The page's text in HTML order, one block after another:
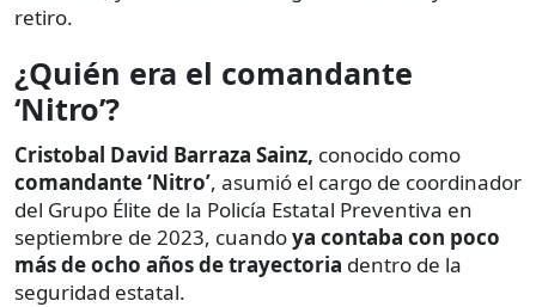
retiro.
¿Quién era el comandante
‘Nitro’?
Cristobal David Barraza Sainz, conocido como
comandante‘Nitro’, asumió el cargo de coordinador
del Grupo Élite de la Policía Estatal Preventiva en
septiembre de 2023, cuandoya contaba con poco
más de ocho años de trayectoria dentro de la
seguridad estatal.